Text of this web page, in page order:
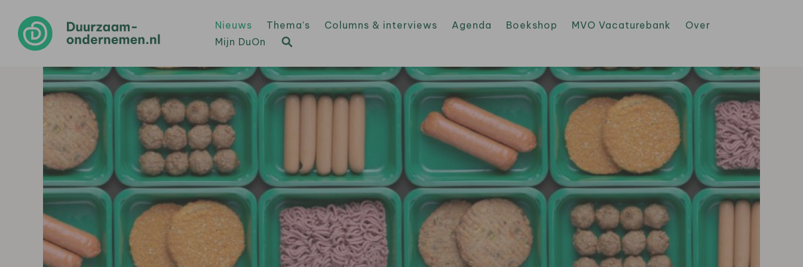
Nieuws Thema’s Columns & interviews Agenda Boekshop MVO Vacaturebank
Over
Mijn DuOn